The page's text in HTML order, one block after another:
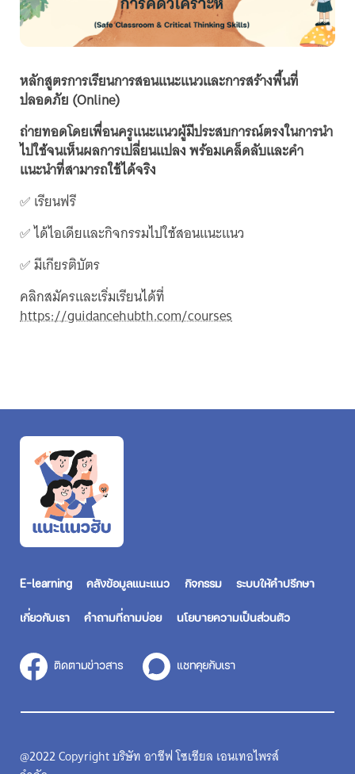
หลักสูตรการเรียนการสอนแนะแนวและการสร้างพื้นที่
ปลอดภัย (Online)
ถ่ายทอดโดยเพื่อนครูแนะแนวผู้มีประสบการณ์ตรงในการนำ
ไปใช้จนเห็นผลการเปลี่ยนแปลง พร้อมเคล็ดลับและคำ
แนะนำที่สามารถใช้ได้จริง
✅ เรียนฟรี
✅ ได้ไอเดียและกิจกรรมไปใช้สอนแนะแนว
✅ มีเกียรติบัตร
คลิกสมัครและเริ่มเรียนได้ที่
https://guidancehubth.com/courses
E-learning คลังข้อมูลแนะแนว กิจกรรม ระบบให้คำปรึกษา
เกี่ยวกับเรา คำถามที่ถามบ่อย นโยบายความเป็นส่วนตัว
ติดตามข่าวสาร แชทคุยกับเรา
@2022 Copyright บริษัท อาชีฟ โซเชียล เอนเทอไพรส์